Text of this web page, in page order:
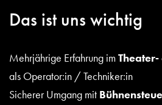
Das ist uns wichtig
Mehrjährige Erfahrung im
als Operator:in / Techniker:in
Sicherer Umgang mit